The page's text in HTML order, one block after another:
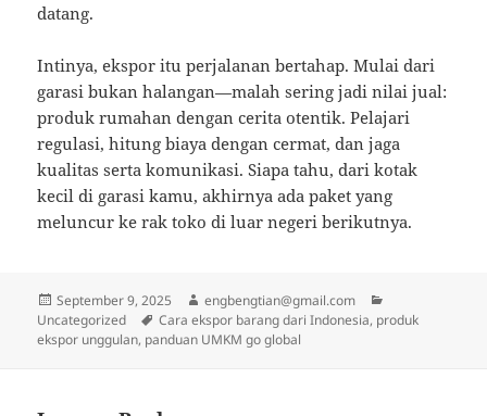
datang.
Intinya, ekspor itu perjalanan bertahap. Mulai dari
garasi bukan halangan—malah sering jadi nilai jual:
produk rumahan dengan cerita otentik. Pelajari
regulasi, hitung biaya dengan cermat, dan jaga
kualitas serta komunikasi. Siapa tahu, dari kotak
kecil di garasi kamu, akhirnya ada paket yang
meluncur ke rak toko di luar negeri berikutnya.
Posted
on
September 9, 2025 Author
engbengtian@gmail.com
Uncategorized
Tags
Cara ekspor barang dari Indonesia, produk
ekspor unggulan, panduan UMKM go global